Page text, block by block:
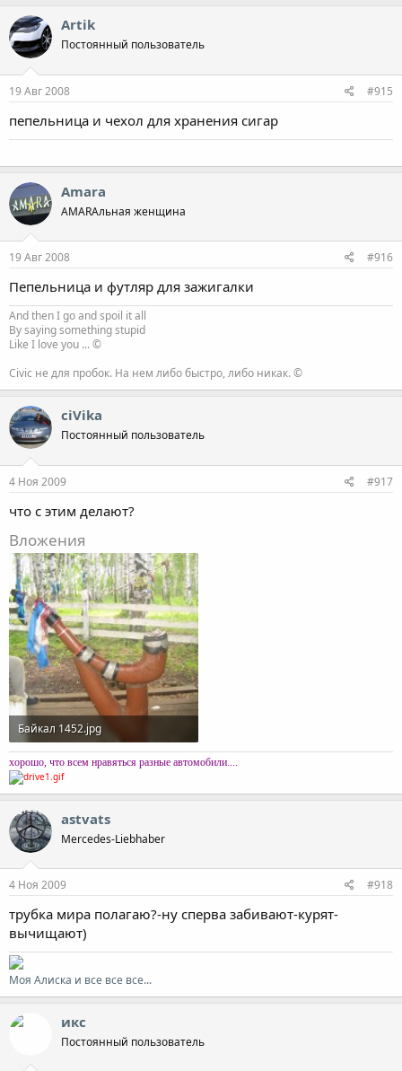
Artik
Постоянный пользователь
19 Авг 2008 #915
пепельница и чехол для хранения сигар
Amara
AMARAльная женщина
19 Авг 2008 #916
Пепельница и футляр для зажигалки
And then I go and spoil it all
By saying something stupid
Like I love you ... ©
Civic не для пробок. На нем либо быстро, либо никак. ©
ciVika
Постоянный пользователь
4 Ноя 2009 #917
что с этим делают?
Вложения
Байкал 1452.jpg
521,9 KB · Просмотры: 58
хорошо, что всем нравяться разные автомобили....
astvats
Mercedes-Liebhaber
4 Ноя 2009 #918
трубка мира полагаю?-ну сперва забивают-курят-
вычищают)
Моя Алиска и все все все...
икс
Постоянный пользователь